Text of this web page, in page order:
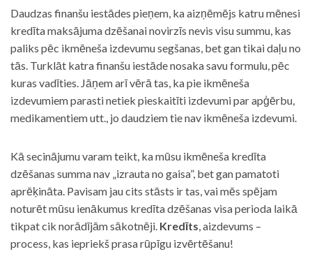
Daudzas finanšu iestādes pieņem, ka aizņēmējs katru mēnesi
kredīta maksājuma dzēšanai novirzīs nevis visu summu, kas
paliks pēc ikmēneša izdevumu segšanas, bet gan tikai daļu no
tās. Turklāt katra finanšu iestāde nosaka savu formulu, pēc
kuras vadīties. Jāņem arī vērā tas, ka pie ikmēneša
izdevumiem parasti netiek pieskaitīti izdevumi par apģērbu,
medikamentiem utt., jo daudziem tie nav ikmēneša izdevumi.
Kā secinājumu varam teikt, ka mūsu ikmēneša kredīta
dzēšanas summa nav „izrauta no gaisa”, bet gan pamatoti
aprēķināta. Pavisam jau cits stāsts ir tas, vai mēs spējam
noturēt mūsu ienākumus kredīta dzēšanas visa perioda laikā
tikpat cik norādījām sākotnēji. Kredīts, aizdevums –
process, kas iepriekš prasa rūpīgu izvērtēšanu!